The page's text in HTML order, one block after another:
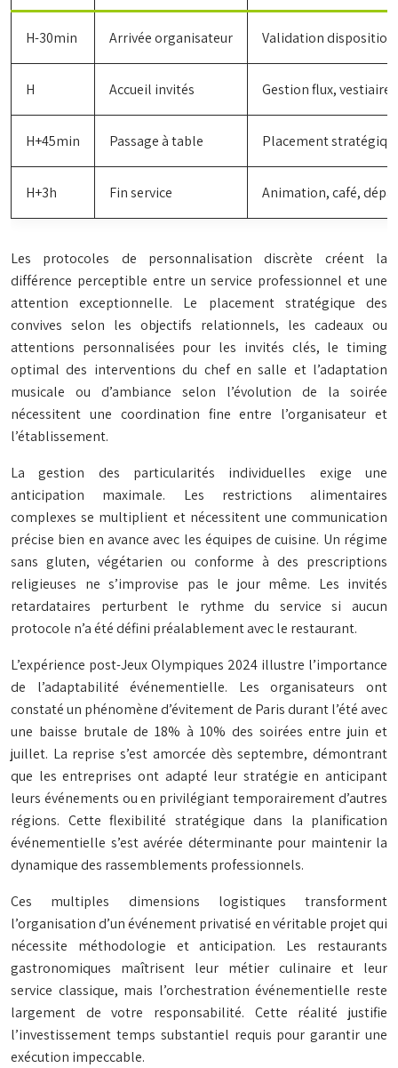
H-30min Arrivée organisateur Validation
H Accueil invités Gestion flux,
H+45min Passage à table Placement
H+3h Fin service Animation, café,
Les protocoles de personnalisation discrète créent la
différence perceptible entre un service professionnel et une
attention exceptionnelle. Le placement stratégique des
convives selon les objectifs relationnels, les cadeaux ou
attentions personnalisées pour les invités clés, le timing
optimal des interventions du chef en salle et l’adaptation
musicale ou d’ambiance selon l’évolution de la soirée
nécessitent une coordination fine entre l’organisateur et
l’établissement.
La gestion des particularités individuelles exige une
anticipation maximale. Les restrictions alimentaires
complexes se multiplient et nécessitent une communication
précise bien en avance avec les équipes de cuisine. Un régime
sans gluten, végétarien ou conforme à des prescriptions
religieuses ne s’improvise pas le jour même. Les invités
retardataires perturbent le rythme du service si aucun
protocole n’a été défini préalablement avec le restaurant.
L’expérience post-Jeux Olympiques 2024 illustre l’importance
de l’adaptabilité événementielle. Les organisateurs ont
constaté un phénomène d’évitement de Paris durant l’été avec
une baisse brutale de 18% à 10% des soirées entre juin et
juillet. La reprise s’est amorcée dès septembre, démontrant
que les entreprises ont adapté leur stratégie en anticipant
leurs événements ou en privilégiant temporairement d’autres
régions. Cette flexibilité stratégique dans la planification
événementielle s’est avérée déterminante pour maintenir la
dynamique des rassemblements professionnels.
Ces multiples dimensions logistiques transforment
l’organisation d’un événement privatisé en véritable projet qui
nécessite méthodologie et anticipation. Les restaurants
gastronomiques maîtrisent leur métier culinaire et leur
service classique, mais l’orchestration événementielle reste
largement de votre responsabilité. Cette réalité justifie
l’investissement temps substantiel requis pour garantir une
exécution impeccable.